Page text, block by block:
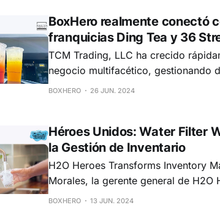
BoxHero realmente conectó
franquicias Ding Tea y 36
TCM Trading, LLC ha crecido
negocio multifacético, gestionando
Washington y su propia marca de
BOXHERO 26 JUN. 2024
Héroes Unidos: Water Filter
la Gestión de Inventario
H2O Heroes Transforms Inventory
Morales, la gerente general de H2O
estado en una misión para
BOXHERO 13 JUN. 2024